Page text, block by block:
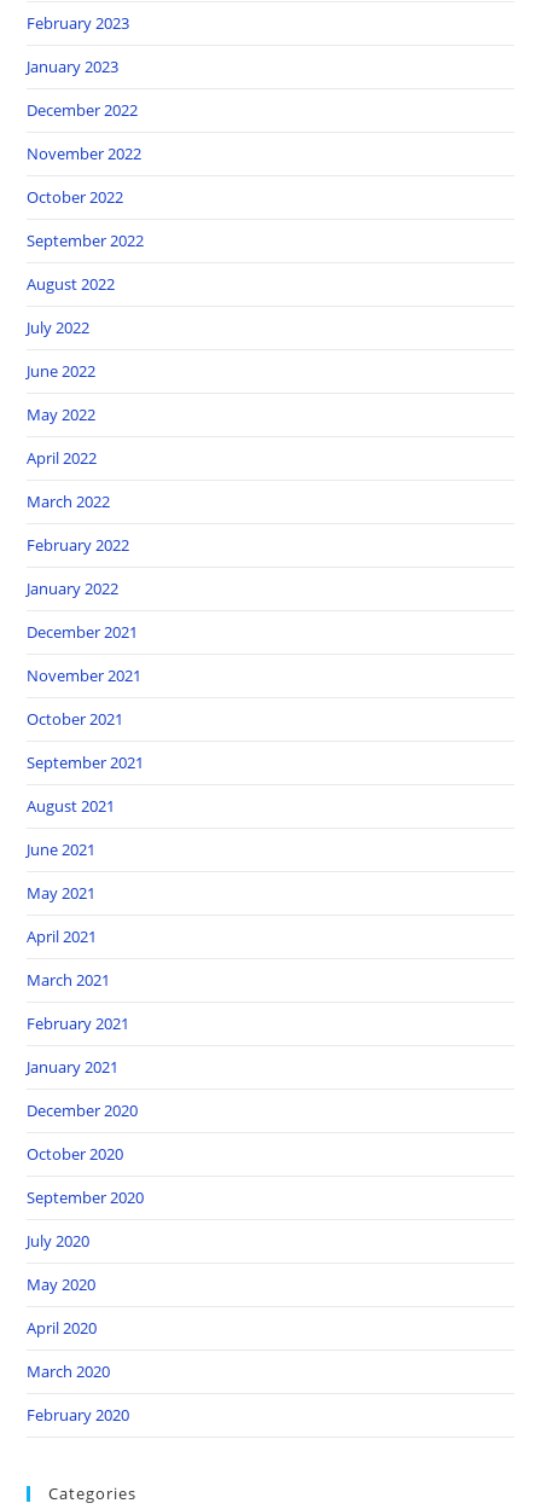
February 2023
January 2023
December 2022
November 2022
October 2022
September 2022
August 2022
July 2022
June 2022
May 2022
April 2022
March 2022
February 2022
January 2022
December 2021
November 2021
October 2021
September 2021
August 2021
June 2021
May 2021
April 2021
March 2021
February 2021
January 2021
December 2020
October 2020
September 2020
July 2020
May 2020
April 2020
March 2020
February 2020
Categories